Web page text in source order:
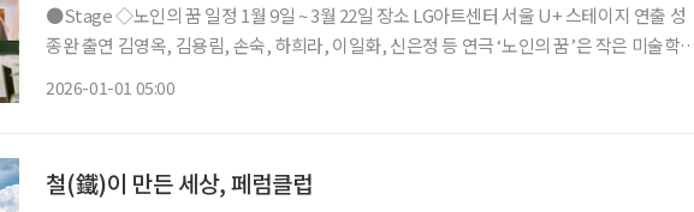
●Stage ◇노인의 꿈 일정 1월 9일 ~ 3월 22일 장소 LG아트센터 서울 U+ 스테이지 연출 성
종완 출연 김영옥, 김용림, 손숙, 하희라, 이일화, 신은정 등 연극 ‘노인의 꿈’은 작은 미술학원
2026-01-01 05:00
철(鐵)이 만든 세상, 페럼클럽